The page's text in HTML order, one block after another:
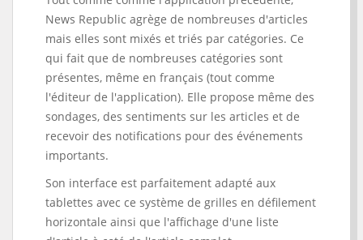
News Republic agrège de nombreuses d'articles
mais elles sont mixés et triés par catégories. Ce
qui fait que de nombreuses catégories sont
présentes, même en français (tout comme
l'éditeur de l'application). Elle propose même des
sondages, des sentiments sur les articles et de
recevoir des notifications pour des événements
importants.
Son interface est parfaitement adapté aux
tablettes avec ce système de grilles en défilement
horizontale ainsi que l'affichage d'une liste